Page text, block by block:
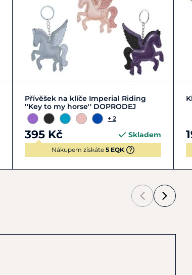
Zobrazit detail
Přívěšek na klíče Imperial Riding
''Key to my horse'' DOPRODEJ
+ 2
395 Kč Skladem
Nákupem získáte 5 EQK